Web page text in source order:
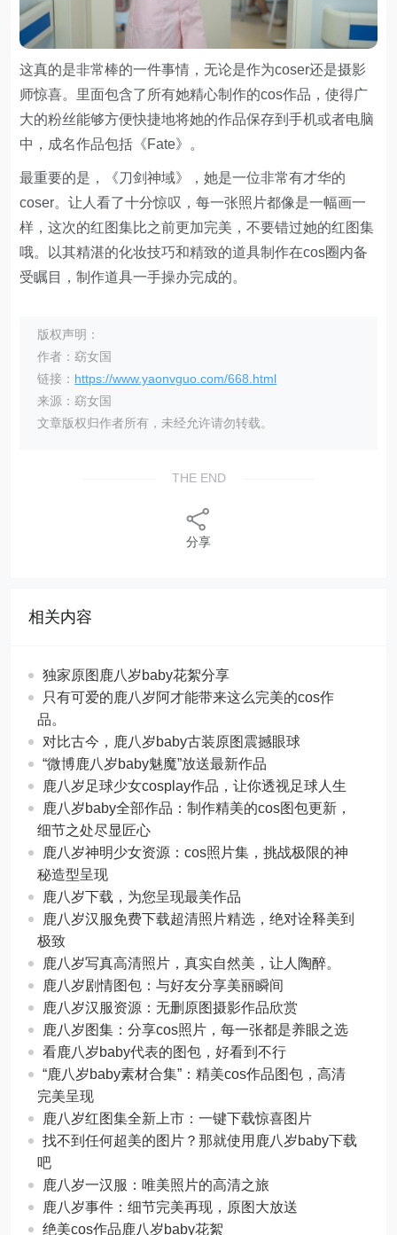
这真的是非常棒的一件事情，无论是作为coser还是摄影
师惊喜。里面包含了所有她精心制作的cos作品，使得广
大的粉丝能够方便快捷地将她的作品保存到手机或者电脑
中，成名作品包括《Fate》。
最重要的是，《刀剑神域》，她是一位非常有才华的
coser。让人看了十分惊叹，每一张照片都像是一幅画一
样，这次的红图集比之前更加完美，不要错过她的红图集
哦。以其精湛的化妆技巧和精致的道具制作在cos圈内备
受瞩目，制作道具一手操办完成的。
版权声明：
作者：窈女国
链接： https://www.yaonvguo.com/668.html
来源：窈女国
文章版权归作者所有，未经允许请勿转载。
THE END
分享
相关内容
独家原图鹿八岁baby花絮分享
只有可爱的鹿八岁阿才能带来这么完美的cos作
品。
对比古今，鹿八岁baby古装原图震撼眼球
“微博鹿八岁baby魅魔”放送最新作品
鹿八岁足球少女cosplay作品，让你透视足球人生
鹿八岁baby全部作品：制作精美的cos图包更新，
细节之处尽显匠心
鹿八岁神明少女资源：cos照片集，挑战极限的神
秘造型呈现
鹿八岁下载，为您呈现最美作品
鹿八岁汉服免费下载超清照片精选，绝对诠释美到
极致
鹿八岁写真高清照片，真实自然美，让人陶醉。
鹿八岁剧情图包：与好友分享美丽瞬间
鹿八岁汉服资源：无删原图摄影作品欣赏
鹿八岁图集：分享cos照片，每一张都是养眼之选
看鹿八岁baby代表的图包，好看到不行
“鹿八岁baby素材合集”：精美cos作品图包，高清
完美呈现
鹿八岁红图集全新上市：一键下载惊喜图片
找不到任何超美的图片？那就使用鹿八岁baby下载
吧
鹿八岁一汉服：唯美照片的高清之旅
鹿八岁事件：细节完美再现，原图大放送
绝美cos作品鹿八岁baby花絮